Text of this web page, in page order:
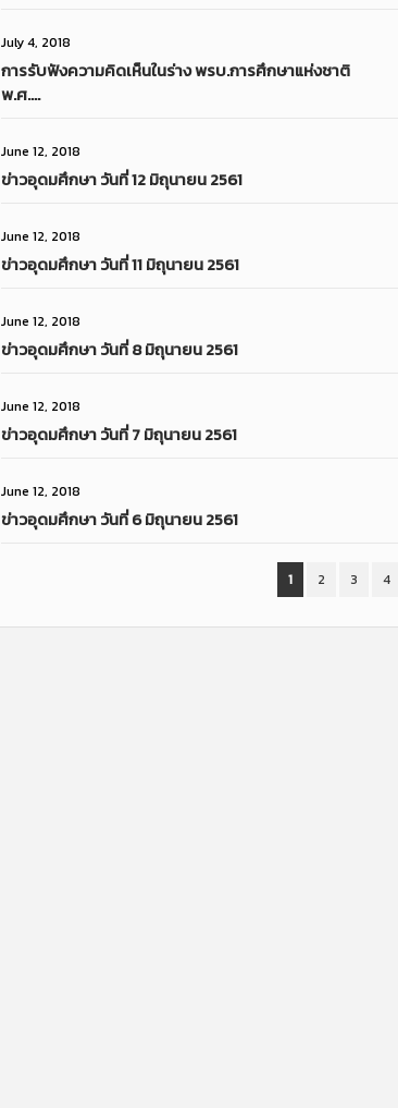
July 4, 2018
การรับฟังความคิดเห็นในร่าง พรบ.การศึกษาแห่งชาติ
พ.ศ….
June 12, 2018
ข่าวอุดมศึกษา วันที่ 12 มิถุนายน 2561
June 12, 2018
ข่าวอุดมศึกษา วันที่ 11 มิถุนายน 2561
June 12, 2018
ข่าวอุดมศึกษา วันที่ 8 มิถุนายน 2561
June 12, 2018
ข่าวอุดมศึกษา วันที่ 7 มิถุนายน 2561
June 12, 2018
ข่าวอุดมศึกษา วันที่ 6 มิถุนายน 2561
1 2 3 4